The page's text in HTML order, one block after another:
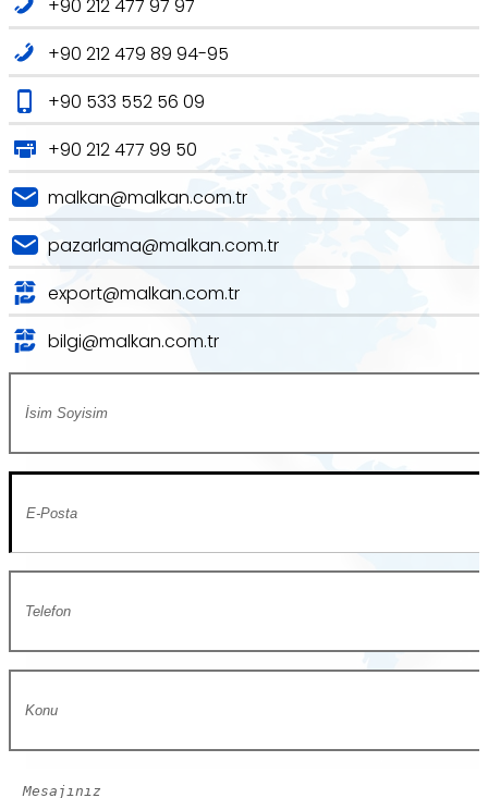
+90 212 477 97 97
+90 212 479 89 94-95
+90 533 552 56 09
+90 212 477 99 50
malkan@malkan.com.tr
pazarlama@malkan.com.tr
export@malkan.com.tr
bilgi@malkan.com.tr